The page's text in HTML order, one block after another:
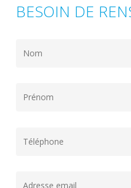
BESOIN DE